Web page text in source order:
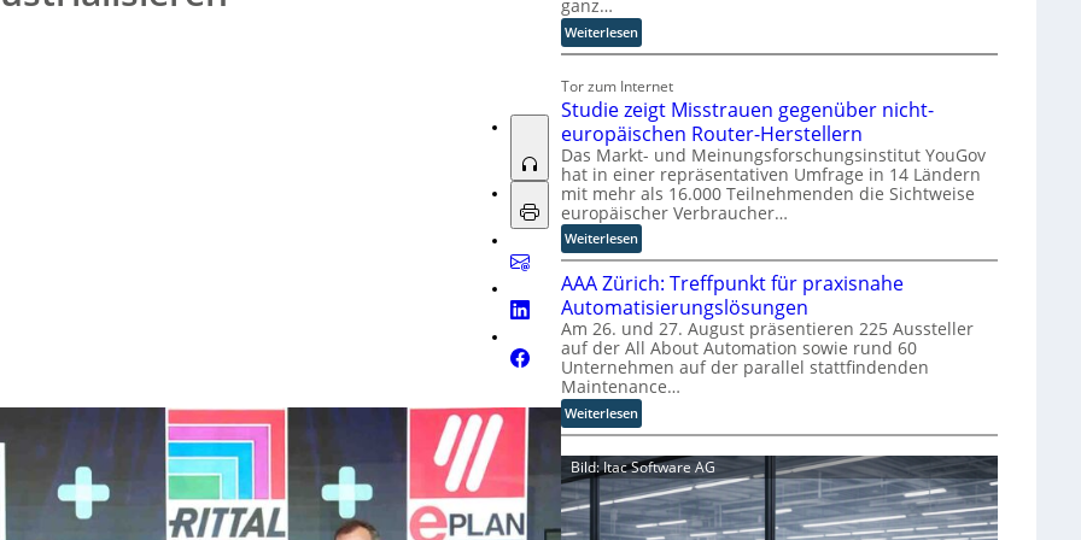
r
p
t
b
l
i
c
k
t
a
u
f
d
i
e
Z
u
k
u
n
f
t
ganz…
Weiterlesen:
E
-
K
o
m
m
i
s
s
o
n
s
t
a
r
t
t
i
e
Tor zum Internet
Studie zeigt Misstrauen gegenüber nicht-
europäischen Router-Herstellern
Das Markt- und Meinungsforschungsinstitut YouGov
hat in einer repräsentativen Umfrage in 14 Ländern
mit mehr als 16.000 Teilnehmenden die Sichtweise
europäischer Verbraucher…
Weiterlesen:
S
t
u
d
i
e
z
e
i
g
t
M
i
AAA Zürich: Treffpunkt für praxisnahe
Automatisierungslösungen
Am 26. und 27. August präsentieren 225 Aussteller
auf der All About Automation sowie rund 60
Unternehmen auf der parallel stattfindenden
Maintenance…
Weiterlesen:
A
A
A
Z
ü
Bild: Itac Software AG